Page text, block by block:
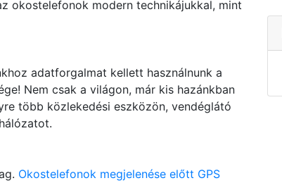
okostelefonok modern technikájukkal, mint
adatforgalmat kellett használnunk a
Nem csak a világon, már kis hazánkban
több közlekedési eszközön, vendéglátó
Okostelefonok megjelenése előtt GPS